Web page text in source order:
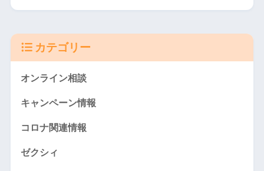
カテゴリー
オンライン相談
キャンペーン情報
コロナ関連情報
ゼクシィ